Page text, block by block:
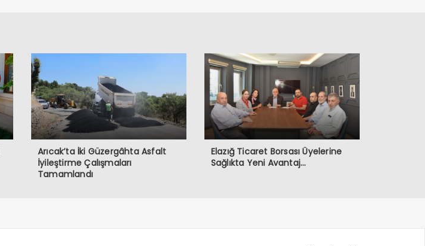
Arıcak’ta İki Güzergâhta Asfalt
İyileştirme Çalışmaları
Tamamlandı
Elazığ Ticaret Borsası Üyelerine
Sağlıkta Yeni Avantaj…